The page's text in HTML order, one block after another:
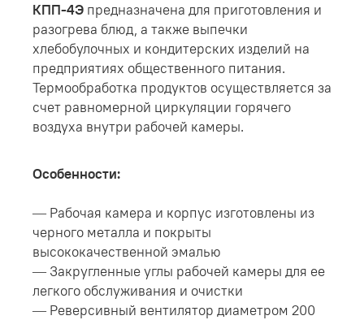
КПП-4Э предназначена для приготовления и
разогрева блюд, а также выпечки
хлебобулочных и кондитерских изделий на
предприятиях общественного питания.
Термообработка продуктов осуществляется за
счет равномерной циркуляции горячего
воздуха внутри рабочей камеры.
Особенности:
— Рабочая камера и корпус изготовлены из
черного металла и покрыты
высококачественной эмалью
— Закругленные углы рабочей камеры для ее
легкого обслуживания и очистки
— Реверсивный вентилятор диаметром 200